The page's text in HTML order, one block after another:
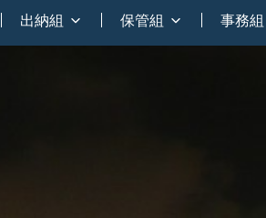
出納組 保管組 事務組